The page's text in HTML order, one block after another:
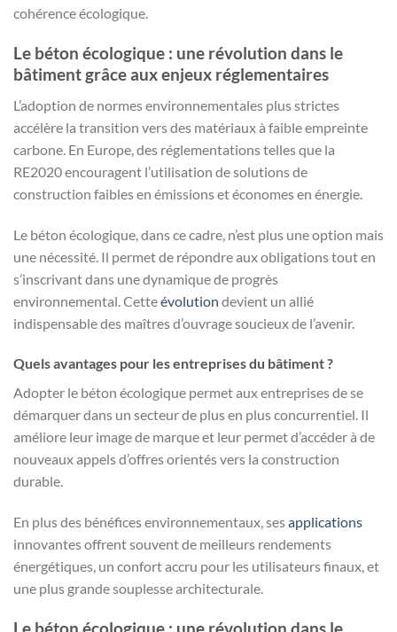
cohérence écologique.
Le béton écologique : une révolution dans le
bâtiment grâce aux enjeux réglementaires
L’adoption de normes environnementales plus strictes
accélère la transition vers des matériaux à faible empreinte
carbone. En Europe, des réglementations telles que la
RE2020 encouragent l’utilisation de solutions de
construction faibles en émissions et économes en énergie.
Le béton écologique, dans ce cadre, n’est plus une option mais
une nécessité. Il permet de répondre aux obligations tout en
s’inscrivant dans une dynamique de progrès
environnemental. Cetteévolution devient un allié
indispensable des maîtres d’ouvrage soucieux de l’avenir.
Quels avantages pour les entreprises du bâtiment ?
Adopter le béton écologique permet aux entreprises de se
démarquer dans un secteur de plus en plus concurrentiel. Il
améliore leur image de marque et leur permet d’accéder à de
nouveaux appels d’offres orientés vers la construction
durable.
En plus des bénéfices environnementaux, sesapplications
innovantes offrent souvent de meilleurs rendements
énergétiques, un confort accru pour les utilisateurs finaux, et
une plus grande souplesse architecturale.